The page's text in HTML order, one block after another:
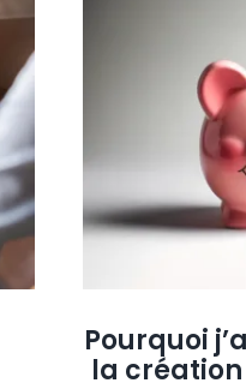
Pourquoi
la